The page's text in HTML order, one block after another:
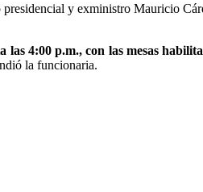
y exministro Mauricio
4:00 p.m., con las mesas
la funcionaria.